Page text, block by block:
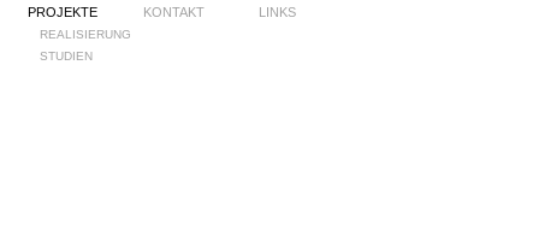
PROJEKTE KONTAKT LINKS
REALISIERUNG
STUDIEN